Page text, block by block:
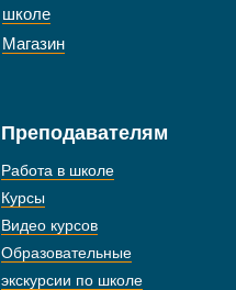
школе
Магазин
Преподавателям
Работа в школе
Курсы
Видео курсов
Образовательные
экскурсии по школе